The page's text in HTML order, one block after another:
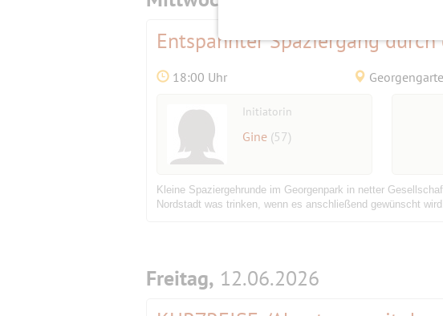
Entspannter Spaziergang
18:00 Uhr
Initiatorin
Gine (57)
Kleine Spaziergehrunde im Georgenpark in netter
Nordstadt was trinken, wenn es anschließend gewünscht wird.
Freitag, 12.06.2026